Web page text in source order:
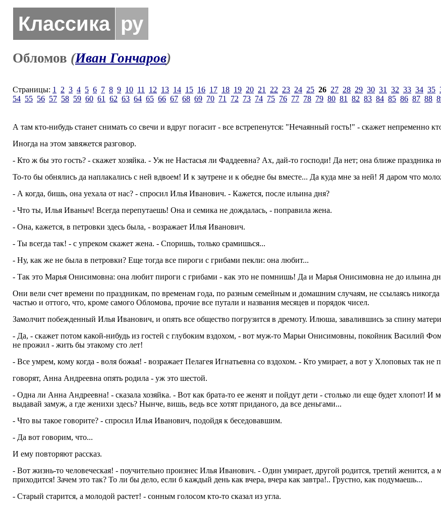
Классика ру
Обломов (Иван Гончаров)
Страницы: 1 2 3 4 5 6 7 8 9 10 11 12 13 14 15 16 17 18 19 20 21 22 23 24 25 26 27 28 29 30 31 32 33 34 35
54 55 56 57 58 59 60 61 62 63 64 65 66 67 68 69 70 71 72 73 74 75 76 77 78 79 80 81 82 83 84 85 86 87 88
А там кто-нибудь станет снимать со свечи и вдруг погасит - все встрепенутся: "Нечаянный гость!" - скажет непременно
Иногда на этом завяжется разговор.
- Кто ж бы это гость? - скажет хозяйка. - Уж не Настасья ли Фаддеевна? Ах, дай-то господи! Да нет; она ближе праздника
То-то бы обнялись да наплакались с ней вдвоем! И к заутрене и к обедне бы вместе... Да куда мне за ней! Я даром что
- А когда, бишь, она уехала от нас? - спросил Илья Иванович. - Кажется, после ильина дня?
- Что ты, Илья Иваныч! Всегда перепутаешь! Она и семика не дождалась, - поправила жена.
- Она, кажется, в петровки здесь была, - возражает Илья Иванович.
- Ты всегда так! - с упреком скажет жена. - Споришь, только срамишься...
- Ну, как же не была в петровки? Еще тогда все пироги с грибами пекли: она любит...
- Так это Марья Онисимовна: она любит пироги с грибами - как это не помнишь! Да и Марья Онисимовна не до ильина
Они вели счет времени по праздникам, по временам года, по разным семейным и домашним случаям, не ссылаясь
частью и оттого, что, кроме самого Обломова, прочие все путали и названия месяцев и порядок чисел.
Замолчит побежденный Илья Иванович, и опять все общество погрузится в дремоту. Илюша, завалившись за спину
- Да, - скажет потом какой-нибудь из гостей с глубоким вздохом, - вот муж-то Марьи Онисимовны, покойник Василий
не прожил - жить бы этакому сто лет!
- Все умрем, кому когда - воля божья! - возражает Пелагея Игнатьевна со вздохом. - Кто умирает, а вот у Хлоповых так не
говорят, Анна Андреевна опять родила - уж это шестой.
- Одна ли Анна Андреевна! - сказала хозяйка. - Вот как брата-то ее женят и пойдут дети - столько ли еще будет хлопот!
выдавай замуж, а где женихи здесь? Нынче, вишь, ведь все хотят приданого, да все деньгами...
- Что вы такое говорите? - спросил Илья Иванович, подойдя к беседовавшим.
- Да вот говорим, что...
И ему повторяют рассказ.
- Вот жизнь-то человеческая! - поучительно произнес Илья Иванович. - Один умирает, другой родится, третий женится, а
приходится! Зачем это так? То ли бы дело, если б каждый день как вчера, вчера как завтра!.. Грустно, как подумаешь...
- Старый старится, а молодой растет! - сонным голосом кто-то сказал из угла.